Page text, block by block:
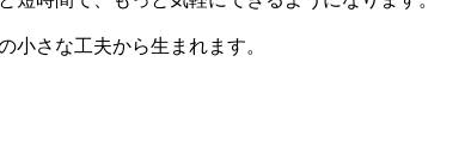
小さな工夫から生まれます。